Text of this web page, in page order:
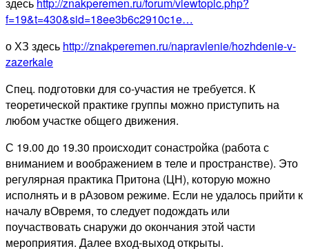
f=19&t=430&sid=18ee3b6c2910c1e…
о ХЗ здесь http://znakperemen.ru/napravlenie/hozhdenie-v-
zazerkale
Спец. подготовки для со-участия не требуется. К
теоретической практике группы можно приступить на
любом участке общего движения.
С 19.00 до 19.30 происходит сонастройка (работа с
вниманием и воображением в теле и пространстве). Это
регулярная практика Притона (ЦН), которую можно
исполнять и в рАзовом режиме. Если не удалось прийти к
началу вОвремя, то следует подождать или
поучаствовать снаружи до окончания этой части
мероприятия. Далее вход-выход открыты.